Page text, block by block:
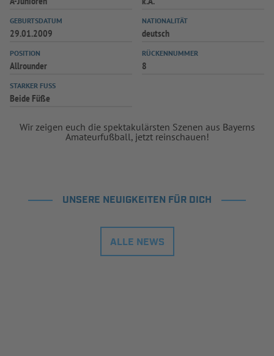
GEBURTSDATUM
29.01.2009
NATIONALITÄT
deutsch
POSITION
Allrounder
RÜCKENNUMMER
8
STARKER FUSS
Beide Füße
Wir zeigen euch die spektakulärsten Szenen aus Bayerns
Amateurfußball, jetzt reinschauen!
UNSERE NEUIGKEITEN FÜR DICH
ALLE NEWS